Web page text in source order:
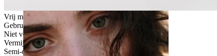
Vrij makkelijk
Gebruik voor af en toe
Niet voor gevoelige huid
Vermijd water
Semi-duurzaam